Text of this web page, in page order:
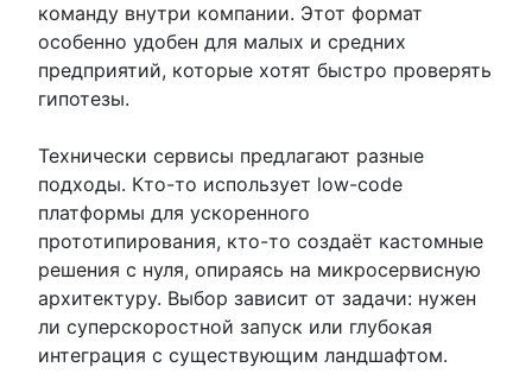
команду внутри компании. Этот формат
особенно удобен для малых и средних
предприятий, которые хотят быстро проверять
гипотезы.
Технически сервисы предлагают разные
подходы. Кто-то использует low-code
платформы для ускоренного
прототипирования, кто-то создаёт кастомные
решения с нуля, опираясь на микросервисную
архитектуру. Выбор зависит от задачи: нужен
ли суперскоростной запуск или глубокая
интеграция с существующим ландшафтом.